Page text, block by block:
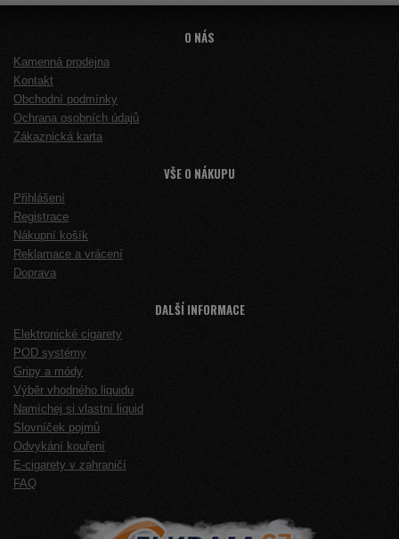
O NÁS
Kamenná prodejna
Kontakt
Obchodní podmínky
Ochrana osobních údajů
Zákaznická karta
VŠE O NÁKUPU
Přihlášení
Registrace
Nákupní košík
Reklamace a vrácení
Doprava
DALŠÍ INFORMACE
Elektronické cigarety
POD systémy
Gripy a módy
Výběr vhodného liquidu
Namíchej si vlastní liquid
Slovníček pojmů
Odvykání kouření
E-cigarety v zahraničí
FAQ